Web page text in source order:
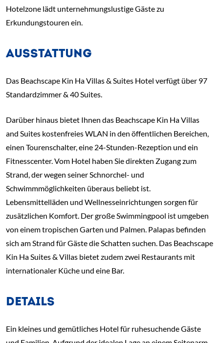
Hotelzone lädt unternehmungslustige Gäste zu
Erkundungstouren ein.
AUSSTATTUNG
Das Beachscape Kin Ha Villas & Suites Hotel verfügt über 97
Standardzimmer & 40 Suites.
Darüber hinaus bietet Ihnen das Beachscape Kin Ha Villas
and Suites kostenfreies WLAN in den öffentlichen Bereichen,
einen Tourenschalter, eine 24-Stunden-Rezeption und ein
Fitnesscenter. Vom Hotel haben Sie direkten Zugang zum
Strand, der wegen seiner Schnorchel- und
Schwimmmöglichkeiten überaus beliebt ist.
Lebensmittelläden und Wellnesseinrichtungen sorgen für
zusätzlichen Komfort. Der große Swimmingpool ist umgeben
von einem tropischen Garten und Palmen. Palapas befinden
sich am Strand für Gäste die Schatten suchen. Das Beachscape
Kin Ha Suites & Villas bietet zudem zwei Restaurants mit
internationaler Küche und eine Bar.
DETAILS
Ein kleines und gemütliches Hotel für ruhesuchende Gäste